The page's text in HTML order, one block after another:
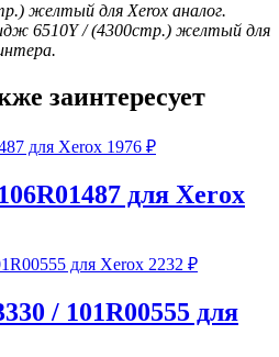
желтый для Xerox аналог.
6510Y / (4300стр.) желтый для
заинтересует
1976 ₽
для Xerox
2232 ₽
/ 101R00555 для